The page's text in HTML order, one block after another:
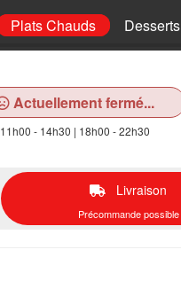
Plats Chauds Desserts
Actuellement fermé...
11h00 - 14h30 | 18h00 - 22h30
Livraison
Précommande possible